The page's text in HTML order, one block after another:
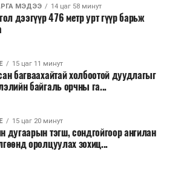
туулахын төлөө бүх шатандаа
хэмээв.
МЭДЭЭ 14 цаг 58 минут
дээгүүр 476 метр урт гүүр барьж
15 цаг 11 минут
багваахайтай холбоотой дуудлагыг
байгаль орчны га...
15 цаг 20 минут
дугаарын тэгш, сондгойгоор ангилан
оролцуулах зохиц...